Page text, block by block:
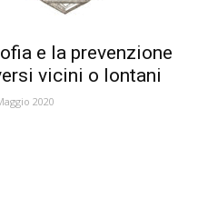
e la prevenzione
vicini o lontani
2020